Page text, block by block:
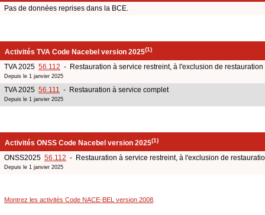
Pas de données reprises dans la BCE.
Activités TVA Code Nacebel version 2025(1)
TVA 2025 56.112 - Restauration à service restreint, à l'exclusion de
Depuis le 1 janvier 2025
TVA 2025 56.111 - Restauration à service complet
Depuis le 1 janvier 2025
Activités ONSS Code Nacebel version 2025(1)
ONSS2025 56.112 - Restauration à service restreint, à l'exclusion de
Depuis le 1 janvier 2025
Montrez les activités Code NACE-BEL version 2008